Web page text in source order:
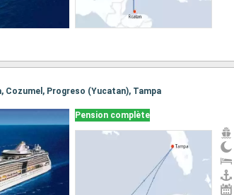
Cozumel, Progreso (Yucatan), Tampa
Pension complète